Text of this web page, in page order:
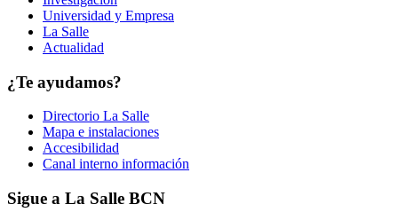
Universidad y Empresa
La Salle
Actualidad
¿Te ayudamos?
Directorio La Salle
Mapa e instalaciones
Accesibilidad
Canal interno información
Sigue a La Salle BCN